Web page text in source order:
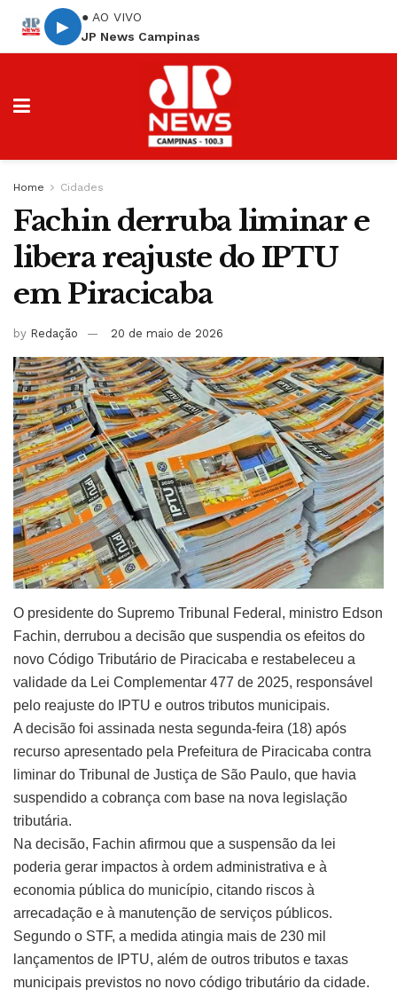
▶
● AO VIVO
JP News Campinas
Home Cidades
Fachin derruba liminar e
libera reajuste do IPTU
em Piracicaba
by Redação 20 de maio de 2026
O presidente do Supremo Tribunal Federal, ministro Edson
Fachin, derrubou a decisão que suspendia os efeitos do
novo Código Tributário de Piracicaba e restabeleceu a
validade da Lei Complementar 477 de 2025, responsável
pelo reajuste do IPTU e outros tributos municipais.
A decisão foi assinada nesta segunda-feira (18) após
recurso apresentado pela Prefeitura de Piracicaba contra
liminar do Tribunal de Justiça de São Paulo, que havia
suspendido a cobrança com base na nova legislação
tributária.
Na decisão, Fachin afirmou que a suspensão da lei
poderia gerar impactos à ordem administrativa e à
economia pública do município, citando riscos à
arrecadação e à manutenção de serviços públicos.
Segundo o STF, a medida atingia mais de 230 mil
lançamentos de IPTU, além de outros tributos e taxas
municipais previstos no novo código tributário da cidade.